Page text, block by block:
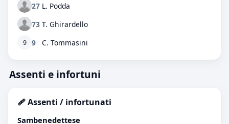
27 L. Podda
73 T. Ghirardello
9 9 C. Tommasini
Assenti e infortuni
🩹 Assenti / infortunati
Sambenedettese